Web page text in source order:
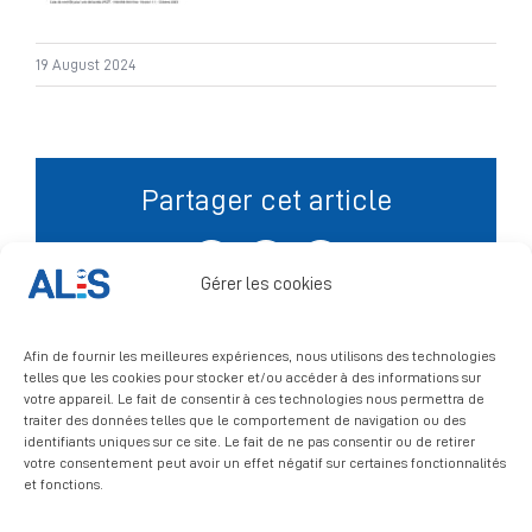
Gérer les cookies
Afin de fournir les meilleures expériences, nous utilisons des technologies
telles que les cookies pour stocker et/ou accéder à des informations sur
votre appareil. Le fait de consentir à ces technologies nous permettra de
traiter des données telles que le comportement de navigation ou des
identifiants uniques sur ce site. Le fait de ne pas consentir ou de retirer
votre consentement peut avoir un effet négatif sur certaines fonctionnalités
et fonctions.
Signalement
19 August 2024
Partager cet article